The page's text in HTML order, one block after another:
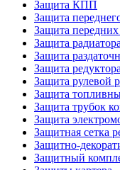
Защита КПП
Защита
Защита
Защита радиатора
Защита
Защита редуктора
Защита рулевой
Защита
Защита трубок
Защита
Защитная сетка
Защитно-
Защитный